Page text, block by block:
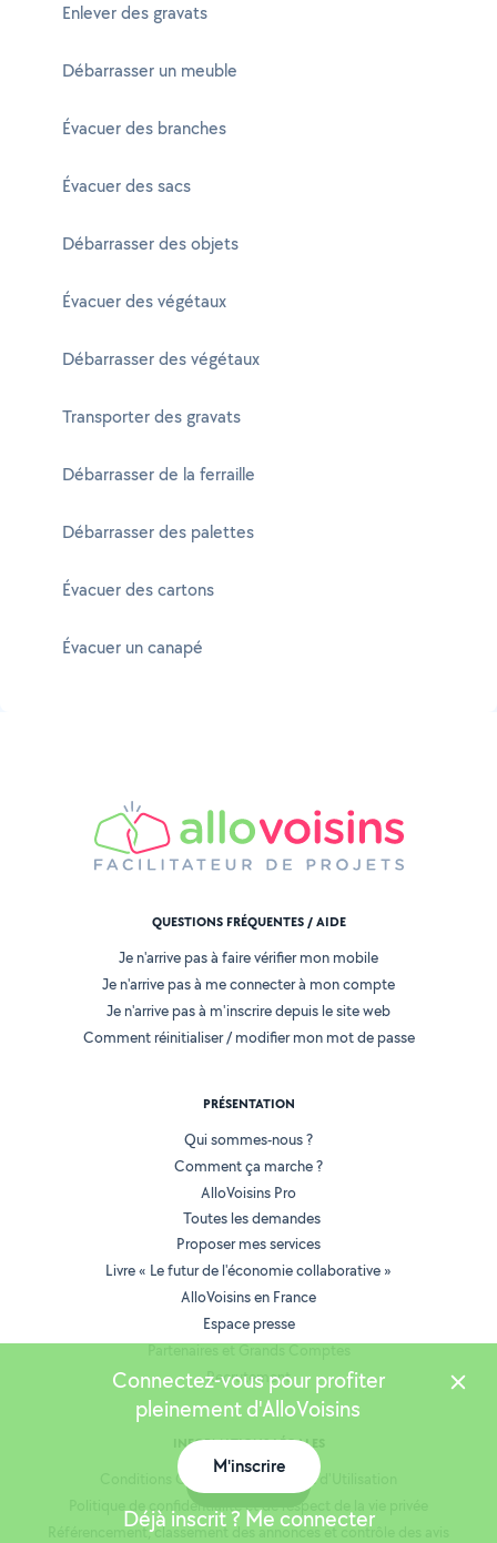
Enlever des gravats
Débarrasser un meuble
Évacuer des branches
Évacuer des sacs
Débarrasser des objets
Évacuer des végétaux
Débarrasser des végétaux
Transporter des gravats
Débarrasser de la ferraille
Débarrasser des palettes
Évacuer des cartons
Évacuer un canapé
QUESTIONS FRÉQUENTES / AIDE
Je n'arrive pas à faire vérifier mon mobile
Je n'arrive pas à me connecter à mon compte
Je n'arrive pas à m'inscrire depuis le site web
Comment réinitialiser / modifier mon mot de passe
PRÉSENTATION
Qui sommes-nous ?
Comment ça marche ?
AlloVoisins Pro
Toutes les demandes
Proposer mes services
Livre « Le futur de l'économie collaborative »
AlloVoisins en France
Espace presse
Partenaires et Grands Comptes
Recrutement
INFORMATIONS LÉGALES
Conditions Générales de Vente et d'Utilisation
Politique de confidentialité et de respect de la vie privée
Référencement, classement des annonces et contrôle des avis
Connectez-vous pour profiter
pleinement d'AlloVoisins
M'inscrire
Déjà inscrit ? Me connecter